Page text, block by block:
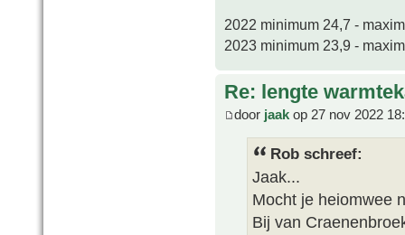
2022 minimum 24,7 -
2023 minimum 23,9 -
Re: lengte
door jaak op 27 nov 2022
Rob schreef:
Jaak...
Mocht je heiomwee
Bij van